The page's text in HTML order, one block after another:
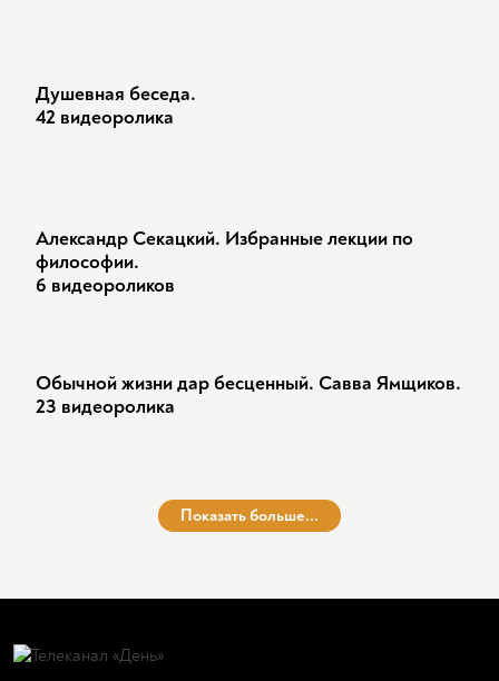
Душевная беседа.
42 видеоролика
Александр Секацкий. Избранные лекции по
философии.
6 видеороликов
Обычной жизни дар бесценный. Савва Ямщиков.
23 видеоролика
Показать больше...